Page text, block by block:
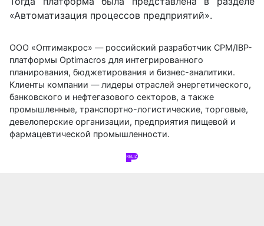
«Автоматизация процессов предприятий».
ООО «Оптимакрос» — российский разработчик CPM/IBP-
платформы Optimacros для интегрированного
планирования, бюджетирования и бизнес-аналитики.
Клиенты компании — лидеры отраслей энергетического,
банковского и нефтегазового секторов, а также
промышленные, транспортно-логистические, торговые,
девелоперские организации, предприятия пищевой и
фармацевтической промышленности.